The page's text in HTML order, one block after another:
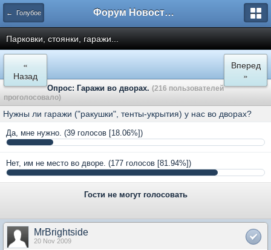
← Голубое Форум Новостройки
Парковки, стоянки, гаражи...
«
Назад
Вперед
»
Опрос: Гаражи во дворах. (216 пользователей
проголосовало)
Нужны ли гаражи ("ракушки", тенты-укрытия) у нас во дворах?
Да, мне нужно. (39 голосов [18.06%])
Нет, им не место во дворе. (177 голосов [81.94%])
Гости не могут голосовать
MrBrightside
20 Nov 2009